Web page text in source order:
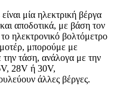
μία ηλεκτρική βέργα
αποδοτικά, με βάση τον
ηλεκτρονικό βολτόμετρο
μπορούμε με
την τάση, ανάλογα με την
28V ή 30V,
άλλες βέργες.